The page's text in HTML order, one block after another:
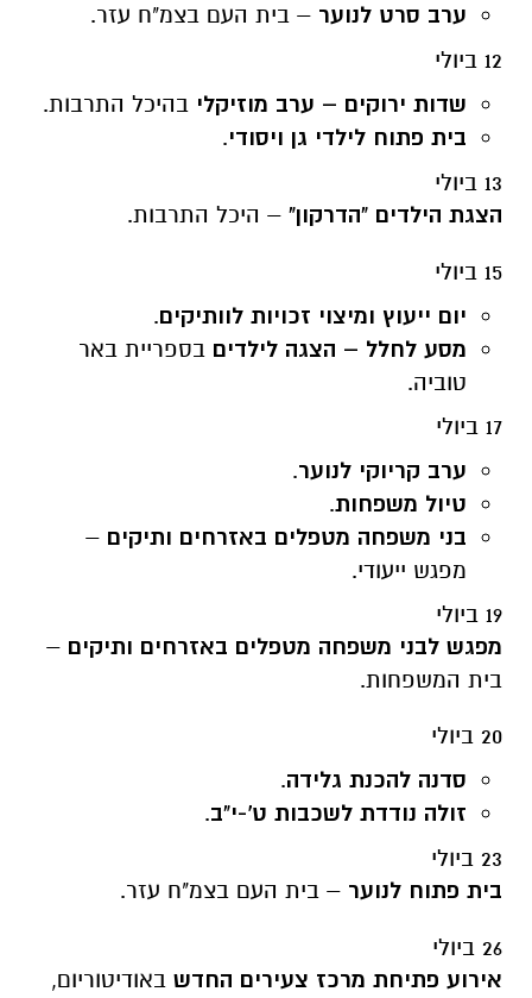
ערב סרט לנוער – בית העם בצמ"ח עזר.
12 ביולי
שדות ירוקים – ערב מוזיקלי בהיכל התרבות.
בית פתוח לילדי גן ויסודי.
13 ביולי
הצגת הילדים "הדרקון" – היכל התרבות.
15 ביולי
יום ייעוץ ומיצוי זכויות לוותיקים.
מסע לחלל – הצגה לילדים בספריית באר
טוביה.
17 ביולי
ערב קריוקי לנוער.
טיול משפחות.
בני משפחה מטפלים באזרחים ותיקים –
מפגש ייעודי.
19 ביולי
מפגש לבני משפחה מטפלים באזרחים ותיקים –
בית המשפחות.
20 ביולי
סדנה להכנת גלידה.
זולה נודדת לשכבות ט'-י"ב.
23 ביולי
בית פתוח לנוער – בית העם בצמ"ח עזר.
26 ביולי
אירוע פתיחת מרכז צעירים החדש באודיטוריום,